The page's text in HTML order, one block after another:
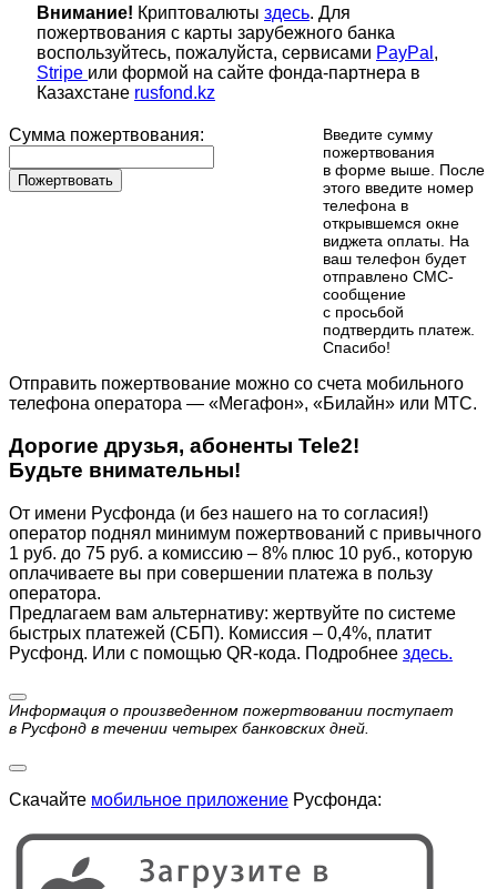
Внимание! Криптовалюты здесь. Для
пожертвования с карты зарубежного банка
воспользуйтесь, пожалуйста, сервисами PayPal ,
Stripe или формой на сайте фонда-партнера в
Казахстане rusfond.kz
Сумма пожертвования:
Пожертвовать
Введите сумму
пожертвования
в форме выше. После
этого введите номер
телефона в
открывшемся окне
виджета оплаты. На
ваш телефон будет
отправлено СМС-
сообщение
с просьбой
подтвердить платеж.
Cпасибо!
Отправить пожертвование можно со счета мобильного
телефона оператора — «Мегафон», «Билайн» или МТС.
Дорогие друзья, абоненты Tele2!
Будьте внимательны!
От имени Русфонда (и без нашего на то согласия!)
оператор поднял минимум пожертвований с привычного
1 руб. до 75 руб. а комиссию – 8% плюс 10 руб., которую
оплачиваете вы при совершении платежа в пользу
оператора.
Предлагаем вам альтернативу: жертвуйте по cистеме
быстрых платежей (СБП). Комиссия – 0,4%, платит
Русфонд. Или с помощью QR-кода. Подробнее здесь.
Информация о произведенном пожертвовании поступает
в Русфонд в течении четырех банковских дней.
Скачайте мобильное приложение Русфонда: